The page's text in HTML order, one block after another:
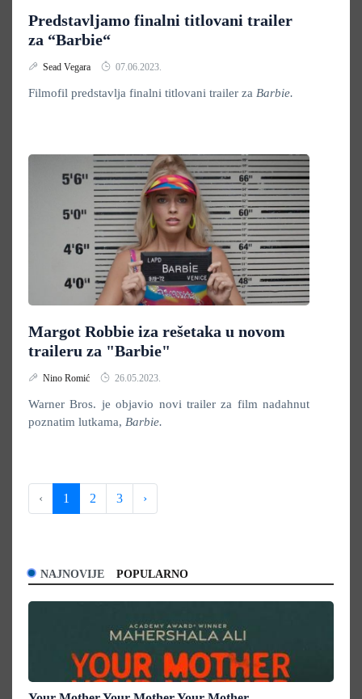
Predstavljamo finalni titlovani trailer
za “Barbie“
Sead Vegara 07.06.2023.
Filmofil predstavlja finalni titlovani trailer za Barbie.
Margot Robbie iza rešetaka u novom
traileru za "Barbie"
Nino Romić 26.05.2023.
Warner Bros. je objavio novi trailer za film nadahnut
poznatim lutkama, Barbie.
‹ 1 2 3 ›
NAJNOVIJE POPULARNO